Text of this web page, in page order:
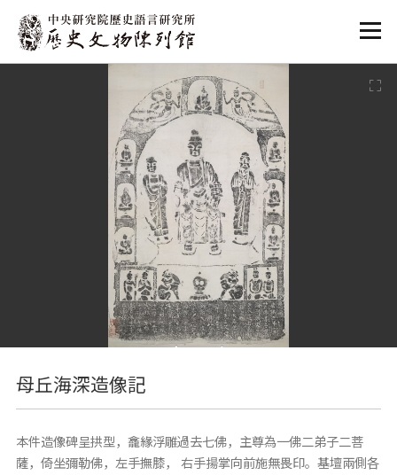
:::
母丘海深造像記
本件造像碑呈拱型，龕緣浮雕過去七佛，主尊為一佛二弟子二菩
薩，倚坐彌勒佛，左手撫膝， 右手揚掌向前施無畏印。基壇兩側各